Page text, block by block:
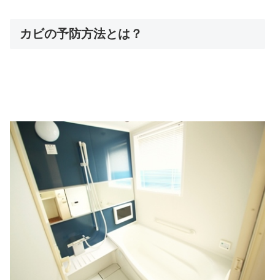
カビの予防方法とは？